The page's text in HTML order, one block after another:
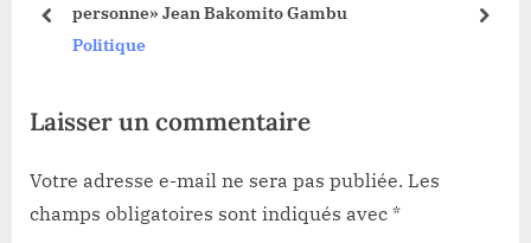
t
personne» Jean Bakomito Gambu
Politique
prev next
Laisser un commentaire
Votre adresse e-mail ne sera pas publiée. Les
champs obligatoires sont indiqués avec *